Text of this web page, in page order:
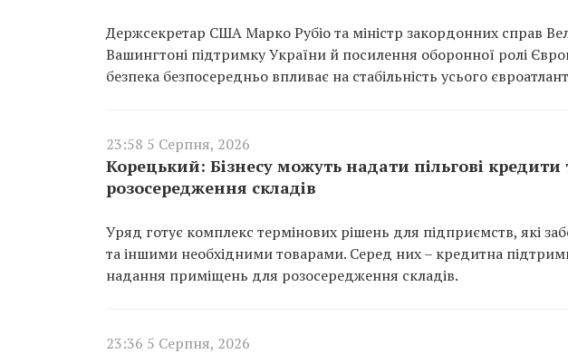
Держсекретар США Марко Рубіо та міністр закордонних справ
Вашингтоні підтримку України й посилення оборонної ролі
безпека безпосередньо впливає на стабільність усього
23:58 5 Серпня, 2026
Корецький: Бізнесу можуть надати пільгові
розосередження складів
Уряд готує комплекс термінових рішень для підприємств, які
та іншими необхідними товарами. Серед них – кредитна
надання приміщень для розосередження складів.
23:36 5 Серпня, 2026